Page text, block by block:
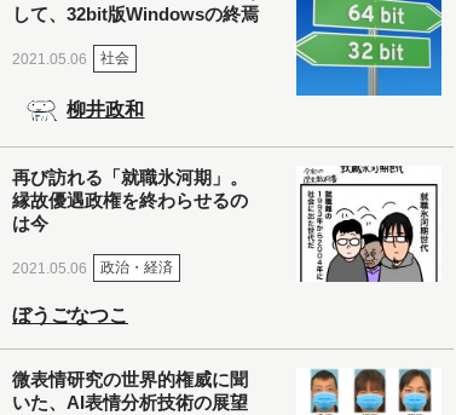
して、32bit版Windowsの終焉
2021.05.06 社会
柳井政和
再び訪れる「就職氷河期」。
縁故優遇政権を終わらせるの
は今
2021.05.06 政治・経済
ぼうごなつこ
微表情研究の世界的権威に聞
いた、AI表情分析技術の展望